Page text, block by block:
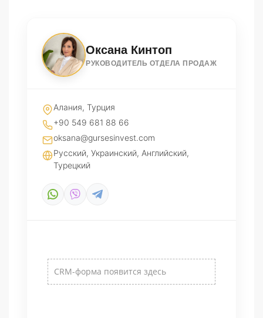
Оксана Кинтоп
РУКОВОДИТЕЛЬ ОТДЕЛА ПРОДАЖ
Алания, Турция
+90 549 681 88 66
oksana@gursesinvest.com
Русский, Украинский, Английский,
Турецкий